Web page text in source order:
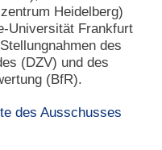
Heidelberg)
Universität Frankfurt
des
(DZV) und des
(BfR).
des Ausschusses